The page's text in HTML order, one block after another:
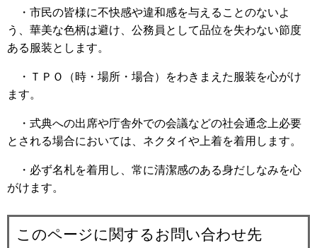
・市民の皆様に不快感や違和感を与えることのないよ
う、華美な色柄は避け、公務員として品位を失わない節度
ある服装とします。
・ＴＰＯ（時・場所・場合）をわきまえた服装を心がけ
ます。
・式典への出席や庁舎外での会議などの社会通念上必要
とされる場合においては、ネクタイや上着を着用します。
・必ず名札を着用し、常に清潔感のある身だしなみを心
がけます。
このページに関するお問い合わせ先